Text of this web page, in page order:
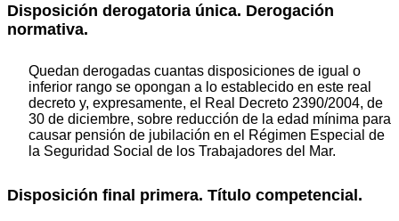
Disposición derogatoria única. Derogación
normativa.
Quedan derogadas cuantas disposiciones de igual o
inferior rango se opongan a lo establecido en este real
decreto y, expresamente, el Real Decreto 2390/2004, de
30 de diciembre, sobre reducción de la edad mínima para
causar pensión de jubilación en el Régimen Especial de
la Seguridad Social de los Trabajadores del Mar.
Disposición final primera. Título competencial.